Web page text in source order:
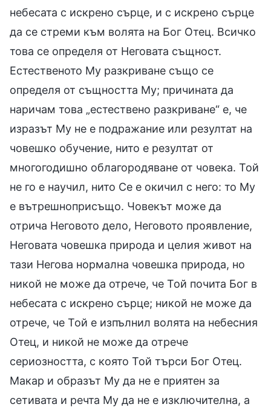
небесата с искрено сърце, и с искрено сърце
да се стреми към волята на Бог Отец. Всичко
това се определя от Неговата същност.
Естественото Му разкриване също се
определя от същността Му; причината да
наричам това „естествено разкриване“ е, че
изразът Му не е подражание или резултат на
човешко обучение, нито е резултат от
многогодишно облагородяване от човека. Той
не го е научил, нито Се е окичил с него: то Му
е вътрешноприсъщо. Човекът може да
отрича Неговото дело, Неговото проявление,
Неговата човешка природа и целия живот на
тази Негова нормална човешка природа, но
никой не може да отрече, че Той почита Бог в
небесата с искрено сърце; никой не може да
отрече, че Той е изпълнил волята на небесния
Отец, и никой не може да отрече
сериозността, с която Той търси Бог Отец.
Макар и образът Му да не е приятен за
сетивата и речта Му да не е изключителна, а